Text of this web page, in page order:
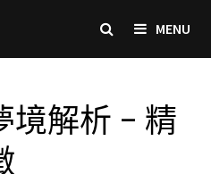
MENU
境解析 – 精